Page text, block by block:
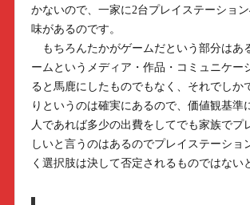
かないので、一家に2台プレイステーショ
味があるのです。
もちろんたかがゲームだという部分はあ
ームというメディア・作品・コミュニケー
ると馬鹿にしたものでもなく、それでしか
りというのは確実にあるので、価値観基準
人であれば多少の出費をしてでも家族でプ
しいと言うのはあるのでプレイステーショ
く選択肢は決して否定されるものではない